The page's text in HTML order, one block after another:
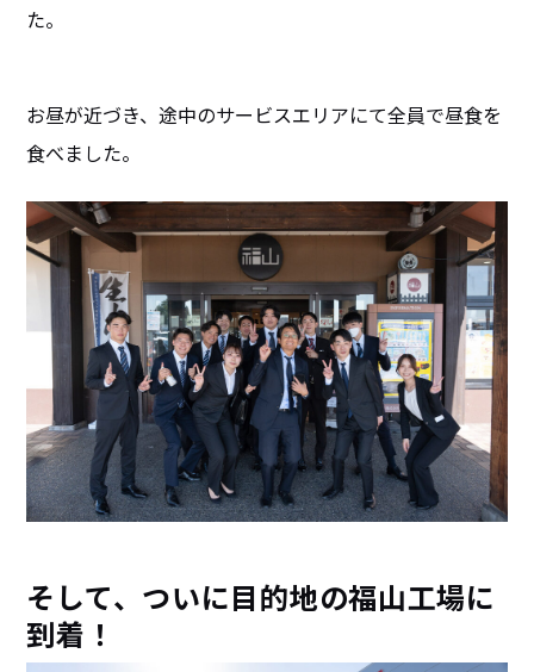
た。
お昼が近づき、途中のサービスエリアにて全員で昼食を
食べました。
そして、ついに目的地の福山工場に
到着！